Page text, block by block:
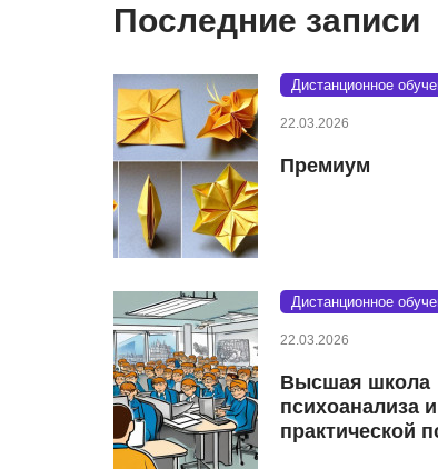
Последние записи
Дистанционное
22.03.2026
Премиум
Дистанционное
22.03.2026
Высшая школа
психоанализа и
практической